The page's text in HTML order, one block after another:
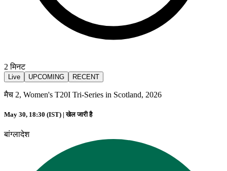
2 मिनट
Live UPCOMING RECENT
मैच 2, Women's T20I Tri-Series in Scotland, 2026
May 30, 18:30 (IST) |खेल जारी है
बांग्लादेश